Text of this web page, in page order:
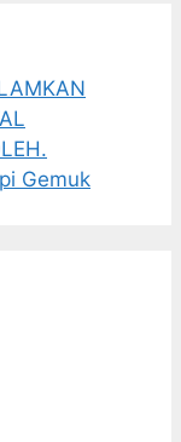
Gemuk